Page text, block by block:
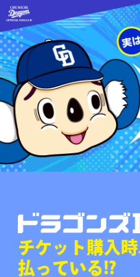
チケット購入
払っている!?